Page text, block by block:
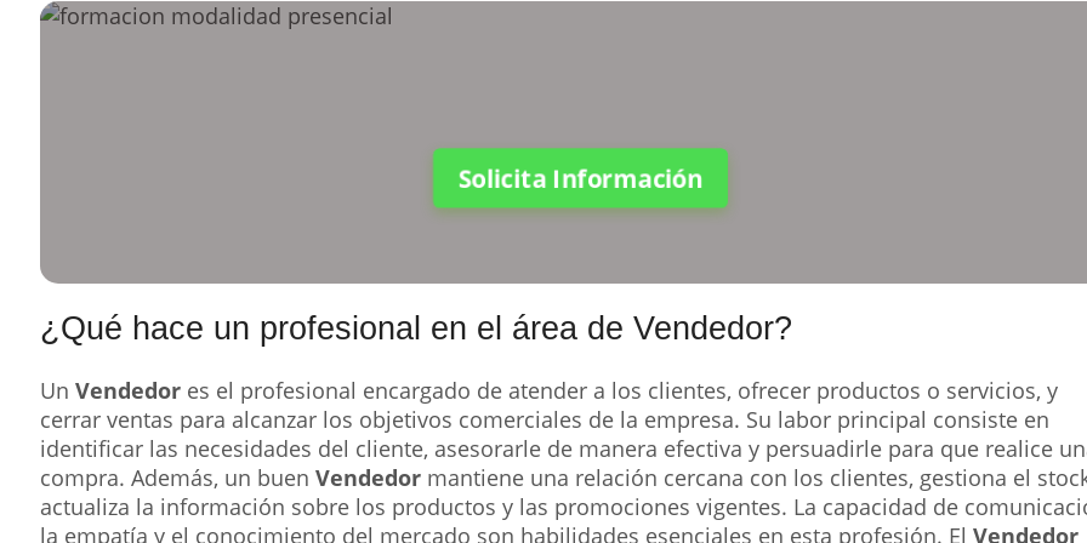
Solicita Información
¿Qué hace un profesional en el área de Vendedor?
Un Vendedor es el profesional encargado de atender a los clientes, ofrecer productos o servicios, y
cerrar ventas para alcanzar los objetivos comerciales de la empresa. Su labor principal consiste en
identificar las necesidades del cliente, asesorarle de manera efectiva y persuadirle para que realice
compra. Además, un buen Vendedor mantiene una relación cercana con los clientes, gestiona el
actualiza la información sobre los productos y las promociones vigentes. La capacidad de
la empatía y el conocimiento del mercado son habilidades esenciales en esta profesión. El Vendedor